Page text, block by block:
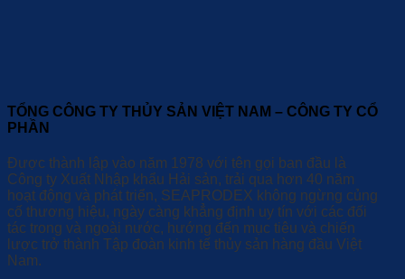
TỔNG CÔNG TY THỦY SẢN VIỆT NAM – CÔNG TY CỔ
PHẦN
Được thành lập vào năm 1978 với tên gọi ban đầu là
Công ty Xuất Nhập khẩu Hải sản, trải qua hơn 40 năm
hoạt động và phát triển, SEAPRODEX không ngừng củng
cố thương hiệu, ngày càng khẳng định uy tín với các đối
tác trong và ngoài nước, hướng đến mục tiêu và chiến
lược trở thành Tập đoàn kinh tế thủy sản hàng đầu Việt
Nam.